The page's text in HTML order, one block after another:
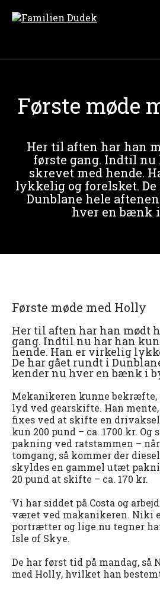
Første møde
Her til aften har han
første gang. Indtil
skrevet med hende.
lykkelig og forelsket.
Dunblane hele
hver en bænk
Første møde med Holly
Her til aften har han mødt
gang. Indtil nu har han
hende. Han er virkelig
De har gået rundt i
kender nu hver en bænk i
Mekanikeren kunne bekræfte,
lyd ved gearskifte. Han
fixes ved at skifte en
kun 200 pund – ca. 1700 kr. Og
pakning ved ratstammen –
tomgang, så kommer der
skyldes en gammel utæt
20 pund at skifte – ca. 170 kr.
Vi har siddet på Costa og
været ved makanikeren. Niki
portrætter og lige nu tegner
Isle of Skye.
De har først tid på mandag, så
med Holly, hvilket han